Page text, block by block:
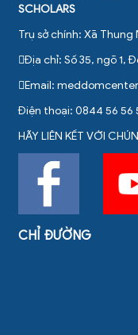
SCHOLARS
Trụ sở chính: Xã Thung
Địa chỉ: Số 35, ngõ 1,
Email:
Điện thoại: 0844 56 56
HÃY LIÊN KẾT VỚI
CHỈ ĐƯỜNG